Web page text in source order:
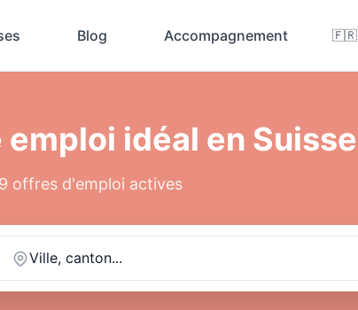
Blog Accompagnement 🇫🇷
idéal en Suisse
offres d'emploi actives
Ville, canton...